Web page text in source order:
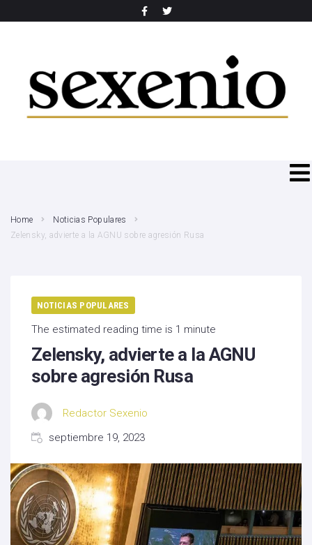
Home
Noticias Populares
Zelensky, advierte a la AGNU sobre agresión Rusa
NOTICIAS POPULARES
The estimated reading time is 1 minute
Zelensky, advierte a la AGNU
sobre agresión Rusa
Redactor Sexenio
septiembre 19, 2023
SEARCH THIS WEBSITE